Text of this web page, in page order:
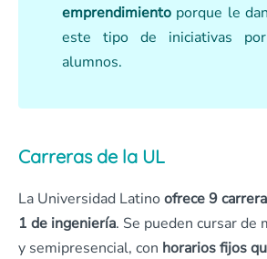
emprendimiento porque le
este tipo de iniciativas
alumnos.
Carreras de la UL
La Universidad Latino ofrece 9
1 de ingeniería. Se pueden cursar de
y semipresencial, con horarios fijos